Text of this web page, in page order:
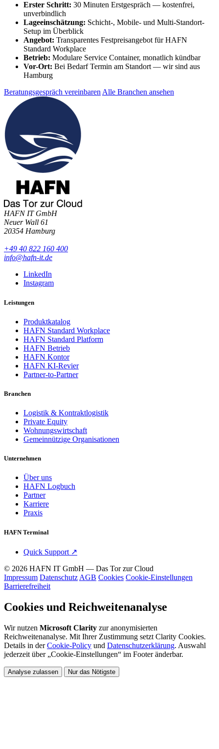
Erster Schritt: 30 Minuten Erstgespräch — kostenfrei,
unverbindlich
Lageeinschätzung: Schicht-, Mobile- und Multi-Standort-
Setup im Überblick
Angebot: Transparentes Festpreisangebot für HAFN
Standard Workplace
Betrieb: Modulare Service Container, monatlich kündbar
Vor-Ort: Bei Bedarf Termin am Standort — wir sind aus
Hamburg
Beratungsgespräch vereinbarenAlle Branchen ansehen
HAFN IT GmbH
Neuer Wall 61
20354 Hamburg
+49 40 822 160 400
info@hafn-it.de
LinkedIn
Instagram
Leistungen
Produktkatalog
HAFN Standard Workplace
HAFN Standard Platform
HAFN Betrieb
HAFN Kontor
HAFN KI-Revier
Partner-to-Partner
Branchen
Logistik & Kontraktlogistik
Private Equity
Wohnungswirtschaft
Gemeinnützige Organisationen
Unternehmen
Über uns
HAFN Logbuch
Partner
Karriere
Praxis
HAFN Terminal
Quick Support ↗
© 2026 HAFN IT GmbH — Das Tor zur Cloud
Impressum Datenschutz AGB Cookies Cookie-Einstellungen
Barrierefreiheit
Cookies und Reichweitenanalyse
Wir nutzen Microsoft Clarity zur anonymisierten
Reichweitenanalyse. Mit Ihrer Zustimmung setzt Clarity Cookies.
Details in derCookie-Policy und Datenschutzerklärung. Auswahl
jederzeit über „Cookie-Einstellungen“ im Footer änderbar.
Analyse zulassen Nur das Nötigste